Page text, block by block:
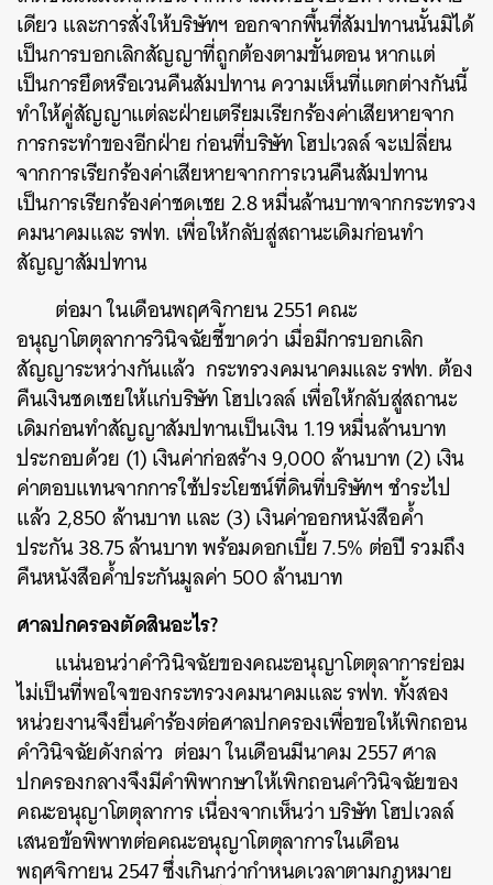
เดียว และการสั่งให้บริษัทฯ ออกจากพื้นที่สัมปทานนั้นมิได้
เป็นการบอกเลิกสัญญาที่ถูกต้องตามขั้นตอน หากแต่
เป็นการยึดหรือเวนคืนสัมปทาน ความเห็นที่แตกต่างกันนี้
ทำให้คู่สัญญาแต่ละฝ่ายเตรียมเรียกร้องค่าเสียหายจาก
การกระทำของอีกฝ่าย ก่อนที่บริษัท โฮปเวลล์ จะเปลี่ยน
จากการเรียกร้องค่าเสียหายจากการเวนคืนสัมปทาน
เป็นการเรียกร้องค่าชดเชย 2.8 หมื่นล้านบาทจากกระทรวง
คมนาคมและ รฟท. เพื่อให้กลับสู่สถานะเดิมก่อนทำ
สัญญาสัมปทาน
ต่อมา ในเดือนพฤศจิกายน 2551คณะ
อนุญาโตตุลาการวินิจฉัยชี้ขาดว่า เมื่อมีการบอกเลิก
สัญญาระหว่างกันแล้ว กระทรวงคมนาคมและ รฟท. ต้อง
คืนเงินชดเชยให้แก่บริษัท โฮปเวลล์ เพื่อให้กลับสู่สถานะ
เดิมก่อนทำสัญญาสัมปทานเป็นเงิน 1.19 หมื่นล้านบาท
ประกอบด้วย (1) เงินค่าก่อสร้าง 9,000 ล้านบาท (2) เงิน
ค่าตอบแทนจากการใช้ประโยชน์ที่ดินที่บริษัทฯ ชำระไป
แล้ว 2,850 ล้านบาท และ (3) เงินค่าออกหนังสือค้ำ
ประกัน 38.75 ล้านบาท พร้อมดอกเบี้ย 7.5% ต่อปี รวมถึง
คืนหนังสือค้ำประกันมูลค่า 500 ล้านบาท
ศาลปกครองตัดสินอะไร?
แน่นอนว่าคำวินิจฉัยของคณะอนุญาโตตุลาการย่อม
ไม่เป็นที่พอใจของกระทรวงคมนาคมและ รฟท. ทั้งสอง
หน่วยงานจึงยื่นคำร้องต่อศาลปกครองเพื่อขอให้เพิกถอน
คำวินิจฉัยดังกล่าว ต่อมา ในเดือนมีนาคม 2557ศาล
ปกครองกลางจึงมีคำพิพากษาให้เพิกถอนคำวินิจฉัยของ
คณะอนุญาโตตุลาการ เนื่องจากเห็นว่า บริษัท โฮปเวลล์
เสนอข้อพิพาทต่อคณะอนุญาโตตุลาการในเดือน
พฤศจิกายน 2547 ซึ่งเกินกว่ากำหนดเวลาตามกฎหมาย